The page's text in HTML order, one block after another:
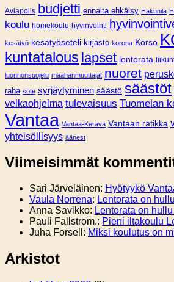
Aviapolis budjetti ennalta ehkäisy Hakunila
koulu homekoulu hyvinvointi
kesätyö kesätyöseteli kirjasto korona Korso
kuntatalous lapset lentorata
luonnonsuojelu maahanmuuttajat nuoret
raha sote syrjäytyminen säästö säästöt
velkaohjelma tulevaisuus Tuomelan
Vantaa Vantaa-Kerava Vantaan ratikka
yhteisöllisyys äänest
Viimeisimmät
Sari Järveläinen: Hyötyykö
Vaula Norrena: Lentorata on
Anna Savikko: Lentorata on
Pauli Fallstrom.: Pieni iltakoulu
Juha Forsell : Miksi koulutus on
Arkistot